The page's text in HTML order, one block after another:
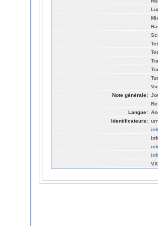
Note générale:
Langue:
Identificateurs: